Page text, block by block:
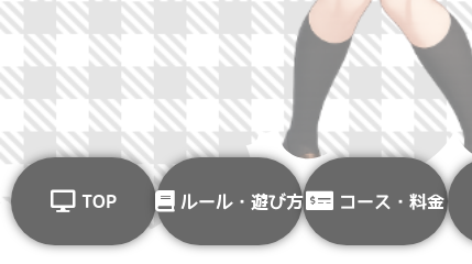
TOP ルール・遊び方 コース・料金